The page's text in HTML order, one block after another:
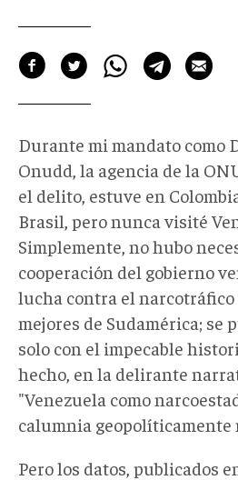
Durante mi mandato como
Onudd, la agencia de la
el delito, estuve en
Brasil, pero nunca visité
Simplemente, no hubo
cooperación del gobierno
lucha contra el narcotráfico
mejores de Sudamérica; se
solo con el impecable
hecho, en la delirante
"Venezuela como
calumnia geopolíticamente
Pero los datos, publicados